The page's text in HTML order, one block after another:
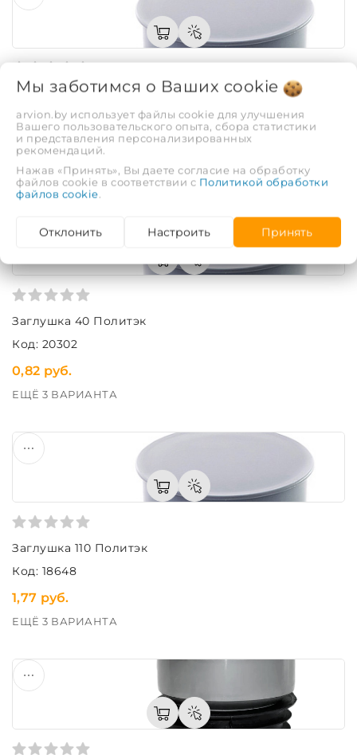
Заглушка 50 Политэк
Код: 36299
0,82 руб.
ЕЩЁ 3 ВАРИАНТА
Заглушка 40 Политэк
Код: 20302
0,82 руб.
ЕЩЁ 3 ВАРИАНТА
Заглушка 110 Политэк
Код: 18648
1,77 руб.
ЕЩЁ 3 ВАРИАНТА
Мы заботимся о Ваших cookie
arvion.by использует файлы cookie для улучшения
Вашего пользовательского опыта, сбора статистики
и представления персонализированных
рекомендаций.
Нажав «Принять», Вы даете согласие на обработку
файлов cookie в соответствии с Политикой обработки
файлов cookie
Отклонить Настроить Принять